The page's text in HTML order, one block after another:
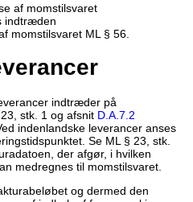
af momstilsvaret
indtræden
momstilsvaret ML § 56.
indtræder på
stk. 1 og afsnit D.A.7.2
indenlandske leverancer anses
Se ML § 23, stk.
der afgør, i hvilken
medregnes til momstilsvaret.
og dermed den